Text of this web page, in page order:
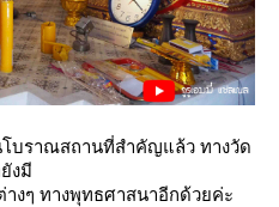
บราณสถานที่สำคัญแล้ว ทางวัด
งมี
งๆ ทางพุทธศาสนาอีกด้วยค่ะ